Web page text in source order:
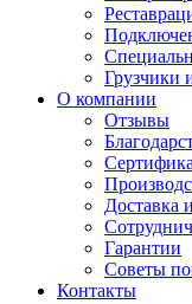
Грузчики
О компании
Отзывы
Доставка
Гарантии
Советы
Контакты